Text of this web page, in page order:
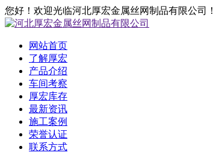
您好！欢迎光临河北厚宏金属丝网制品有限公司！
网站首页
了解厚宏
产品介绍
车间考察
厚宏库存
最新资讯
施工案例
荣誉认证
联系方式